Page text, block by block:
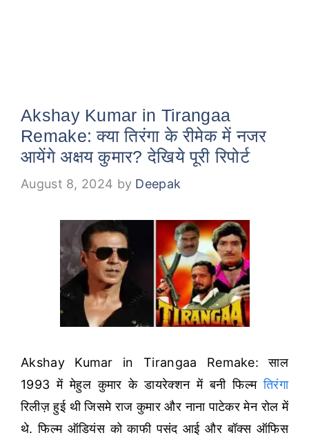
Akshay Kumar in Tirangaa
Remake: क्या तिरंगा के रीमेक में नजर
आयेंगे अक्षय कुमार? देखिये पूरी रिपोर्ट
August 8, 2024 by Deepak
Akshay Kumar in Tirangaa Remake: साल
1993 में मेहुल कुमार के डायरेक्शन में बनी फिल्मतिरंगा
रिलीज़ हुई थी जिसमे राज कुमार और नाना पाटेकर मेन रोल में
थे. फिल्म ऑडियंस को काफी पसंद आई और बॉक्स ऑफिस